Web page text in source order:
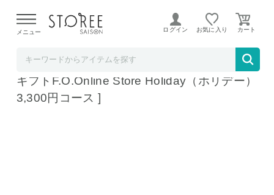
よる配送遅延が発生しております。
メニュー ログイン お気に入り
カタログギフト カードタイプ [webカタログ
ギフトF.O.Online Store Holiday（ホリデー）
3,300円コース ]